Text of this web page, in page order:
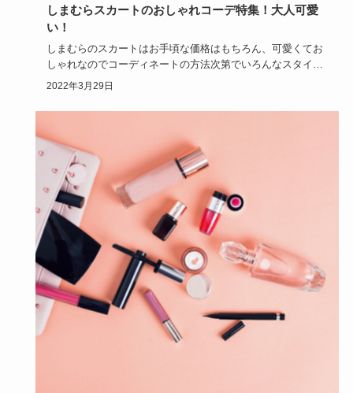
しまむらスカートのおしゃれコーデ特集！大人可愛
い！
しまむらのスカートはお手頃な価格はもちろん、可愛くてお
しゃれなのでコーディネートの方法次第でいろんなスタイル
を楽しむことが…
2022年3月29日